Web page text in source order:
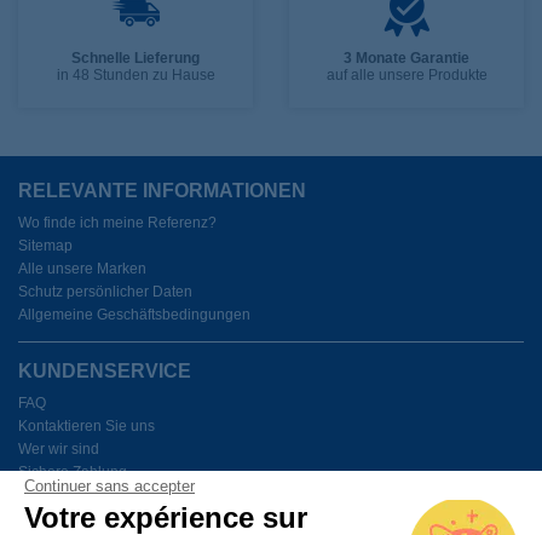
Continuer sans accepter
Votre expérience sur
Schnelle Lieferung
in 48 Stunden zu Hause
3 Monate Garantie
auf alle unsere Produkte
RELEVANTE INFORMATIONEN
Wo finde ich meine Referenz?
Sitemap
Alle unsere Marken
Schutz persönlicher Daten
Allgemeine Geschäftsbedingungen
KUNDENSERVICE
FAQ
Kontaktieren Sie uns
Wer wir sind
Sichere Zahlung
Meine Cookies verwalten